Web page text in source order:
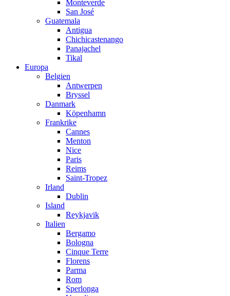
Monteverde
San José
Guatemala
Antigua
Chichicastenango
Panajachel
Tikal
Europa
Belgien
Antwerpen
Bryssel
Danmark
Köpenhamn
Frankrike
Cannes
Menton
Nice
Paris
Reims
Saint-Tropez
Irland
Dublin
Island
Reykjavik
Italien
Bergamo
Bologna
Cinque Terre
Florens
Parma
Rom
Sperlonga